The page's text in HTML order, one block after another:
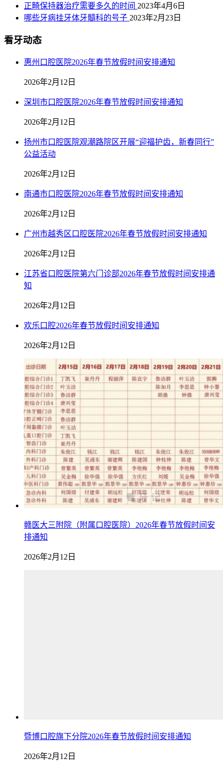
正畸保持器治疗需要多久的时间 2023年4月6日
哪些牙病挂牙体牙髓科的号子 2023年2月23日
看牙动态
惠州口腔医院2026年春节放假时间安排通知
2026年2月12日
深圳市口腔医院2026年春节放假时间安排通知
2026年2月12日
扬州市口腔医院观潮路院区开展“迎福护齿，新春同行”
公益活动
2026年2月12日
南通市口腔医院2026年春节放假时间安排通知
2026年2月12日
广州市越秀区口腔医院2026年春节放假时间安排通知
2026年2月12日
江苏省口腔医院第六门诊部2026年春节放假时间安排通
知
2026年2月12日
欢乐口腔2026年春节放假时间安排通知
2026年2月12日
赣医大三附院（附属口腔医院）2026年春节放假时间安
排通知
2026年2月12日
暨博口腔旗下分院2026年春节放假时间安排通知
2026年2月12日